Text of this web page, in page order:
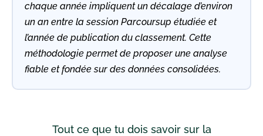
chaque année impliquent un décalage d’environ
un an entre la session Parcoursup étudiée et
l’année de publication du classement. Cette
méthodologie permet de proposer une analyse
fiable et fondée sur des données consolidées.
Tout ce que tu dois savoir sur la